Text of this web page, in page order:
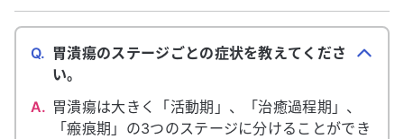
Q. 胃潰瘍のステージごとの症状を教えてくださ
い。
A. 胃潰瘍は大きく「活動期」、「治癒過程期」、
「瘢痕期」の3つのステージに分けることができ